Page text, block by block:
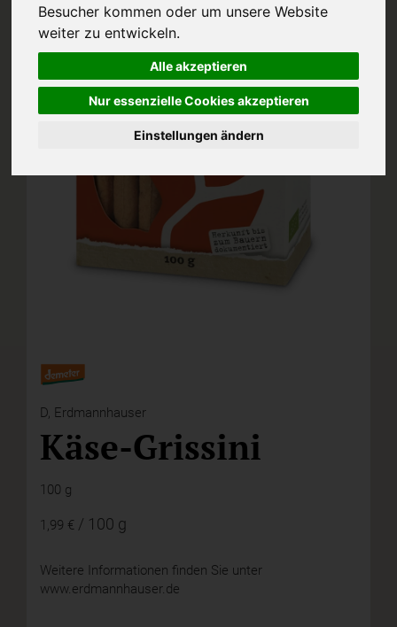
Besucher kommen oder um unsere Website
weiter zu entwickeln.
Alle akzeptieren
Nur essenzielle Cookies akzeptieren
Einstellungen ändern
D, Erdmannhauser
Käse-Grissini
100 g
1,99 € / 100 g
Weitere Informationen finden Sie unter
www.erdmannhauser.de